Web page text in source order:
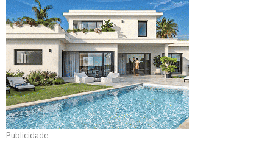
Publicidade